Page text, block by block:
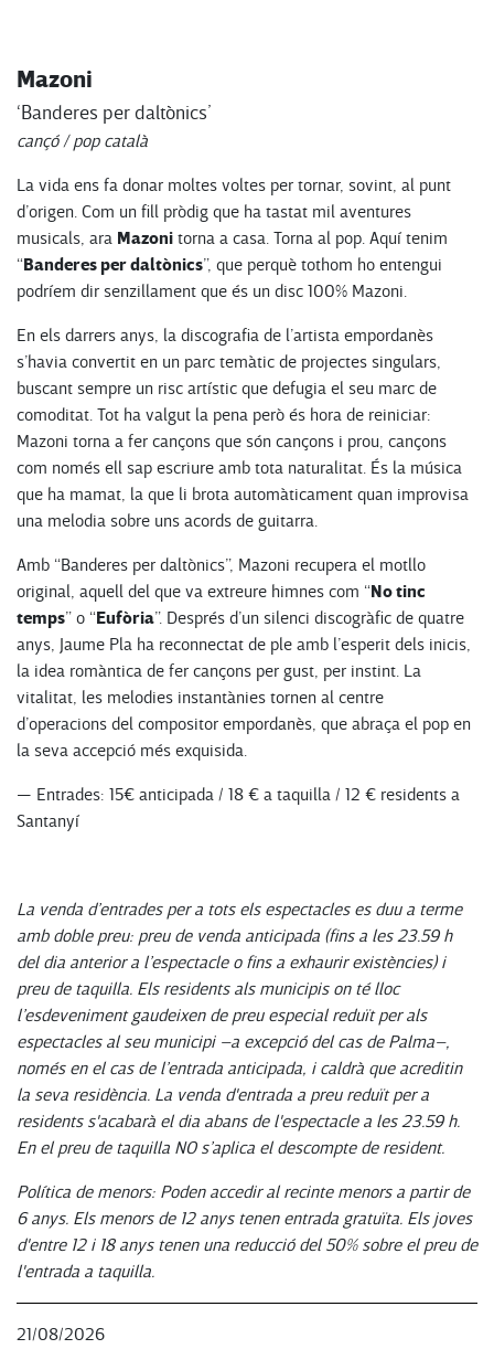
Mazoni
‘Banderes per daltònics’
cançó / pop català
La vida ens fa donar moltes voltes per tornar, sovint, al punt
d’origen. Com un fill pròdig que ha tastat mil aventures
musicals, ara Mazoni torna a casa. Torna al pop. Aquí tenim
“Banderes per daltònics”, que perquè tothom ho entengui
podríem dir senzillament que és un disc 100% Mazoni.
En els darrers anys, la discografia de l’artista empordanès
s’havia convertit en un parc temàtic de projectes singulars,
buscant sempre un risc artístic que defugia el seu marc de
comoditat. Tot ha valgut la pena però és hora de reiniciar:
Mazoni torna a fer cançons que són cançons i prou, cançons
com només ell sap escriure amb tota naturalitat. És la música
que ha mamat, la que li brota automàticament quan improvisa
una melodia sobre uns acords de guitarra.
Amb “Banderes per daltònics”, Mazoni recupera el motllo
original, aquell del que va extreure himnes com “No tinc
temps” o “Eufòria”. Després d’un silenci discogràfic de quatre
anys, Jaume Pla ha reconnectat de ple amb l’esperit dels inicis,
la idea romàntica de fer cançons per gust, per instint. La
vitalitat, les melodies instantànies tornen al centre
d’operacions del compositor empordanès, que abraça el pop en
la seva accepció més exquisida.
— Entrades: 15€ anticipada / 18 € a taquilla / 12 € residents a
Santanyí
La venda d’entrades per a tots els espectacles es duu a terme
amb doble preu: preu de venda anticipada (fins a les 23.59 h
del dia anterior a l’espectacle o fins a exhaurir existències) i
preu de taquilla. Els residents als municipis on té lloc
l’esdeveniment gaudeixen de preu especial reduït per als
espectacles al seu municipi –a excepció del cas de Palma–,
només en el cas de l’entrada anticipada, i caldrà que acreditin
la seva residència. La venda d'entrada a preu reduït per a
residents s'acabarà el dia abans de l'espectacle a les 23.59 h.
En el preu de taquilla NO s’aplica el descompte de resident.
Política de menors: Poden accedir al recinte menors a partir de
6 anys. Els menors de 12 anys tenen entrada gratuïta. Els joves
d'entre 12 i 18 anys tenen una reducció del 50% sobre el preu de
l'entrada a taquilla.
21/08/2026